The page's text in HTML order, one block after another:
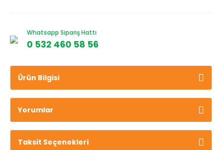
Whatsapp Sipariş Hattı
0 532 460 58 56
Ürün Bilgisi
Yorumlar
Taksit Seçenekleri